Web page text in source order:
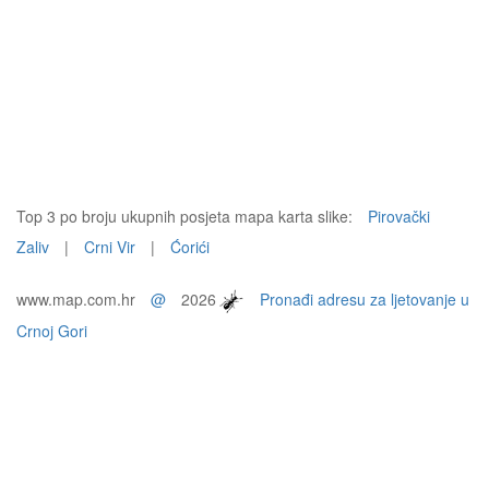
Top 3 po broju ukupnih posjeta mapa karta slike:
Pirovački
Zaliv
| Crni Vir | Ćorići
www.map.com.hr @ 2026
Pronađi adresu za ljetovanje u
Crnoj Gori